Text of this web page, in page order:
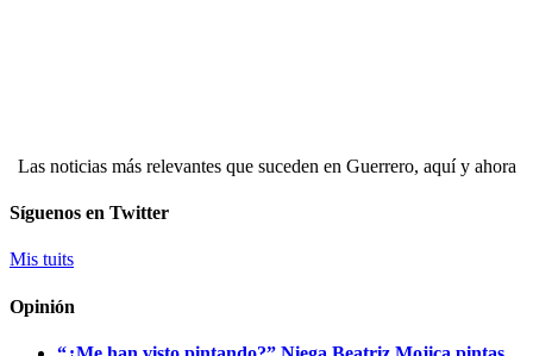
Las noticias más relevantes que suceden en Guerrero, aquí y ahora
Síguenos en Twitter
Mis tuits
Opinión